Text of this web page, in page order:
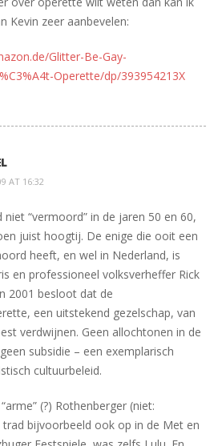
Kevin zeer aanbevelen:
Glitter-Be-Gay-
Operette/dp/393954213X
AT 16:32
“vermoord” in de jaren 50 en 60,
juist hoogtij. De enige die ooit een
heeft, en wel in Nederland, is
en professioneel volksverheffer Rick
2001 besloot dat de
een uitstekend gezelschap, van
verdwijnen. Geen allochtonen in de
subsidie – een exemplarisch
cultuurbeleid.
(?) Rothenberger (niet:
bijvoorbeeld ook op in de Met en